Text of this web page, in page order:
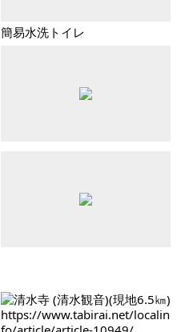
簡易水洗トイレ